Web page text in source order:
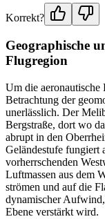
Korrekt?
Geographische
Flugregion
Um die
Betrachtung der
unerlässlich. Der
Bergstraße, dort wo
abrupt in den
Geländestufe fungiert
vorherrschenden
Luftmassen aus dem
strömen und auf die
dynamischer
Ebene verstärkt wird.